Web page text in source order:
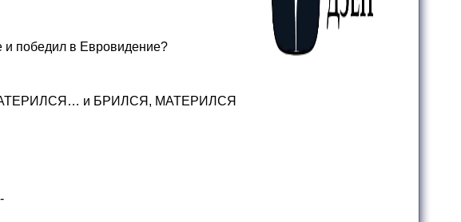
и победил в Евровидение?
МАТЕРИЛСЯ… и БРИЛСЯ, МАТЕРИЛСЯ